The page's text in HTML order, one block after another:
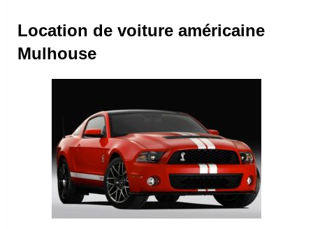
Location de voiture américaine
Mulhouse